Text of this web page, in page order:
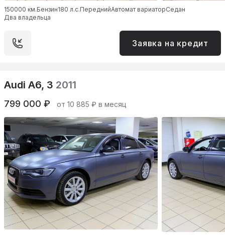
150000 км.Бензин180 л.с.ПереднийАвтомат вариаторСедан
Два владельца
Заявка на кредит
Audi A6, 3 2011
799 000 ₽ от 10 885 ₽ в месяц